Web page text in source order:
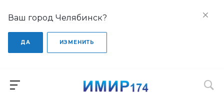
Ваш город Челябинск?
ДА ИЗМЕНИТЬ